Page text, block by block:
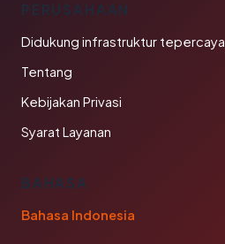
PERUSAHAAN
Didukung infrastruktur tepercaya
Tentang
Kebijakan Privasi
Syarat Layanan
BAHASA
Bahasa Indonesia